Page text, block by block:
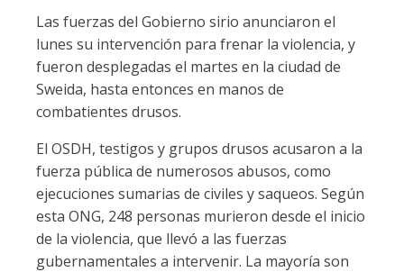
Las fuerzas del Gobierno sirio anunciaron el
lunes su intervención para frenar la violencia, y
fueron desplegadas el martes en la ciudad de
Sweida, hasta entonces en manos de
combatientes drusos.
El OSDH, testigos y grupos drusos acusaron a la
fuerza pública de numerosos abusos, como
ejecuciones sumarias de civiles y saqueos. Según
esta ONG, 248 personas murieron desde el inicio
de la violencia, que llevó a las fuerzas
gubernamentales a intervenir. La mayoría son